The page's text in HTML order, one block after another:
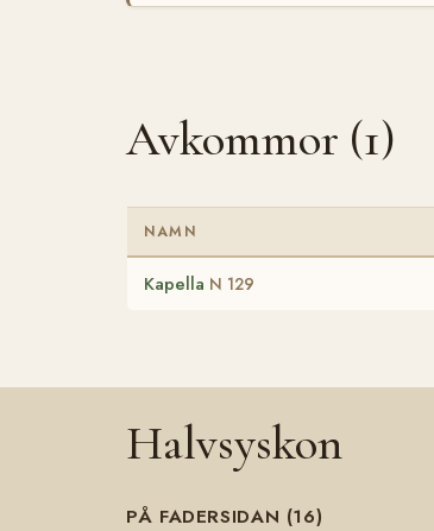
Avkommor (1)
NAMN
Kapella N 129
Halvsyskon
PÅ FADERSIDAN (16)